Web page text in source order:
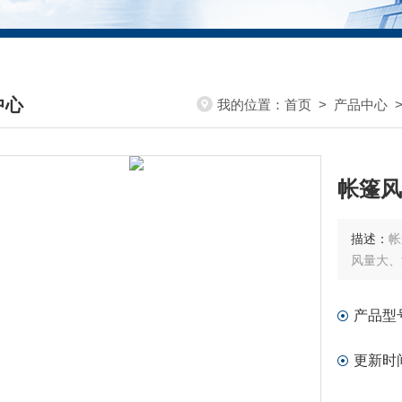
心
CENTER
我的位置： 首页 > 产品中心
帐篷
描述：
风量大
产品型
更新时